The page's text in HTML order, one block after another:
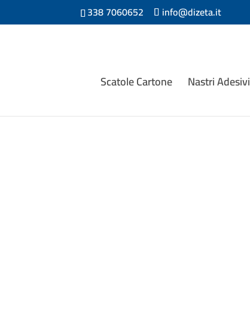
338 7060652 info@dizeta.it
Scatole Cartone Nastri Adesivi